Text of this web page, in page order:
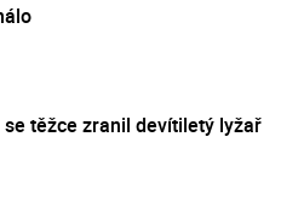
těžce zranil devítiletý lyžař